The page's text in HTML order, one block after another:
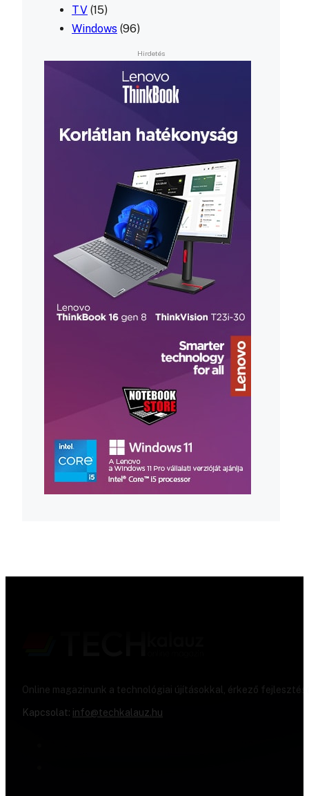
TV (15)
Windows (96)
Online magazinunk a technológiai újításokkal, érkező
Kapcsolat: info@techkalauz.hu